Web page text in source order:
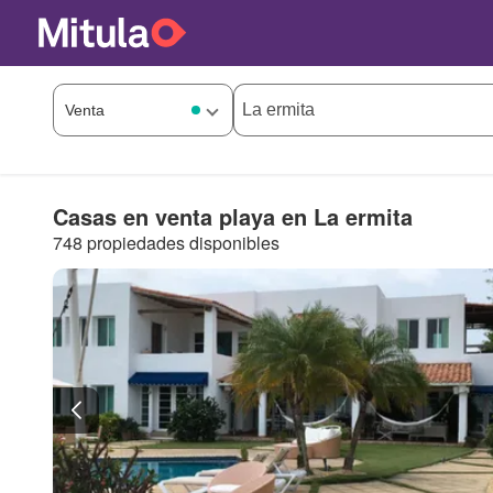
Casas en venta playa en La ermita
748 propiedades disponibles